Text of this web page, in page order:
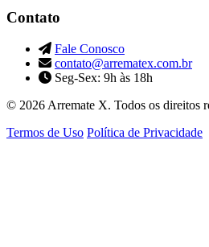
Contato
Fale Conosco
contato@arrematex.com.br
Seg-Sex: 9h às 18h
© 2026 Arremate X. Todos os direitos
Termos de Uso Política de Privacidade